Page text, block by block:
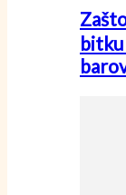
bitku